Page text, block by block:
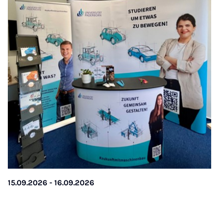
15.09.2026 - 16.09.2026